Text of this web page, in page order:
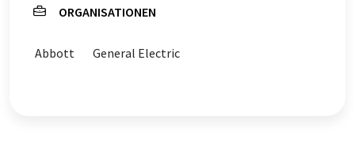
ORGANISATIONEN
Abbott General Electric